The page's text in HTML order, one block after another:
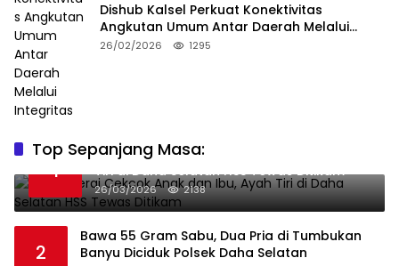
Dishub Kalsel Perkuat Konektivitas
Angkutan Umum Antar Daerah Melalui
Integritas
26/02/2026 1295
Top Sepanjang Masa:
1
Niat Melerai Cekcok Anak dan Ibu, Ayah
Tiri di Daha Selatan HSS Tewas Ditikam
26/03/2026 2138
2
Bawa 55 Gram Sabu, Dua Pria di Tumbukan
Banyu Diciduk Polsek Daha Selatan